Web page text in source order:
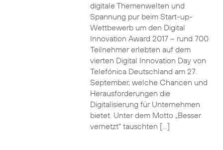
digitale Themenwelten und
Spannung pur beim Start-up-
Wettbewerb um den Digital
Innovation Award 2017 – rund 700
Teilnehmer erlebten auf dem
vierten Digital Innovation Day von
Telefónica Deutschland am 27.
September, welche Chancen und
Herausforderungen die
Digitalisierung für Unternehmen
bietet. Unter dem Motto „Besser
vernetzt“ tauschten […]